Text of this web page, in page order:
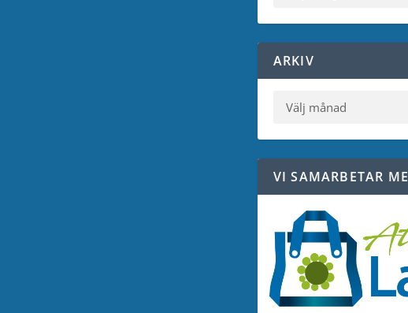
ARKIV
VI SAMARBETAR